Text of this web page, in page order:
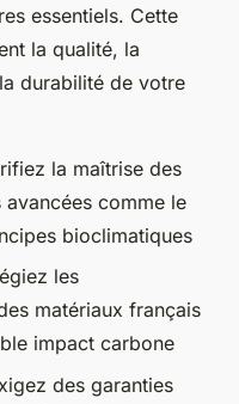
essentiels. Cette
la qualité, la
durabilité de votre
la maîtrise des
comme le
bioclimatiques
les
matériaux français
impact carbone
des garanties